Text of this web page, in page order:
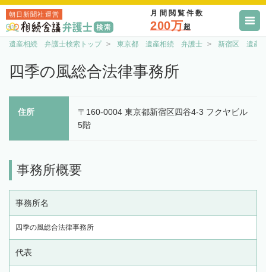
朝日新聞社運営 月間閲覧件数
200万超
遺産相続 弁護士検索トップ 東京都 遺産相続 弁護士 新宿区 遺産
四季の風総合法律事務所
住所
〒160-0004 東京都新宿区四谷4-3 フクヤビル
5階
事務所概要
事務所名
四季の風総合法律事務所
代表